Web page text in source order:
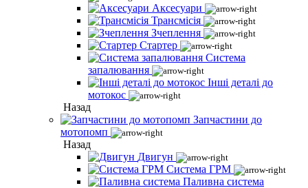
Аксесуари
Трансмісія
Зчеплення
Стартер
Система
запалювання
Інші деталі до
мотокос
Назад
Запчастини до
мотопомп
Назад
Двигун
Система ГРМ
Паливна система